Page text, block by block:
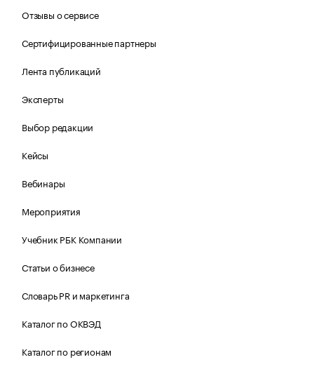
Отзывы о сервисе
Сертифицированные партнеры
Лента публикаций
Эксперты
Выбор редакции
Кейсы
Вебинары
Мероприятия
Учебник РБК Компании
Статьи о бизнесе
Словарь PR и маркетинга
Каталог по ОКВЭД
Каталог по регионам